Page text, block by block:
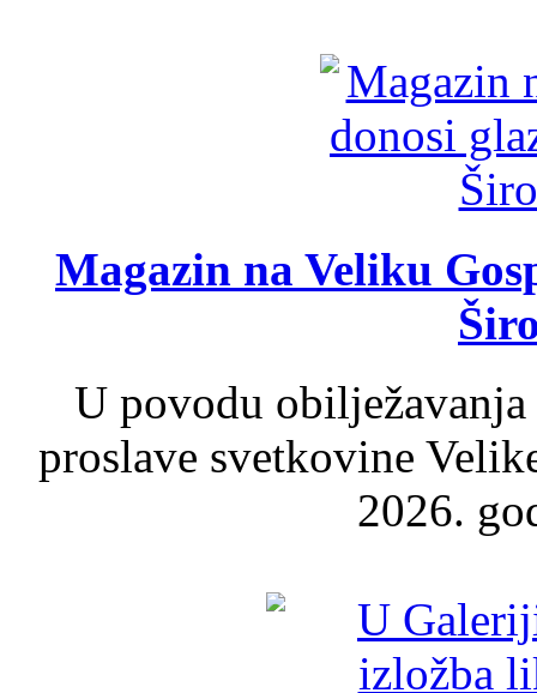
Magazin na Veliku
U povodu
proslave svetkovine
2026.